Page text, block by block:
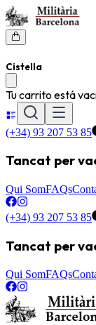
Cistella
Tu carrito está
(+34) 93 207 53 85
Tancat per
Qui SomFAQs
(+34) 93 207 53 85
Tancat per
Qui SomFAQs